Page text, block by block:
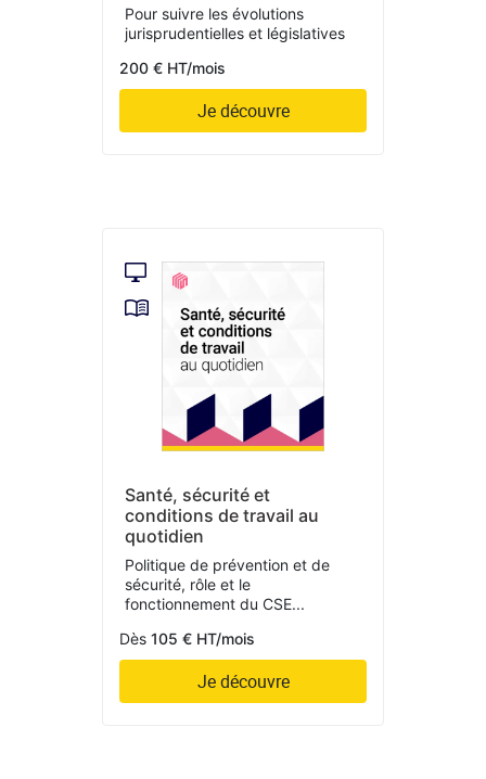
Pour suivre les évolutions
jurisprudentielles et législatives
200 € HT/mois
Je découvre
Santé, sécurité et
conditions de travail au
quotidien
Politique de prévention et de
sécurité, rôle et le
fonctionnement du CSE...
Dès 105 € HT/mois
Je découvre